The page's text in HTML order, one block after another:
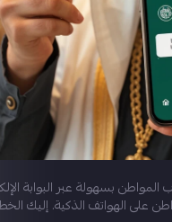
بسهولة عبر البوابة
على الهواتف الذكية. إليك